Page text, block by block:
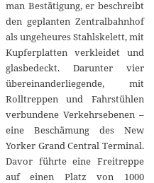
man Bestätigung, er beschreibt
den geplanten Zentralbahnhof
als ungeheures Stahlskelett, mit
Kupferplatten verkleidet und
glasbedeckt. Darunter vier
übereinanderliegende, mit
Rolltreppen und Fahrstühlen
verbundene Verkehrsebenen –
eine Beschämung des New
Yorker Grand Central Terminal.
Davor führte eine Freitreppe
auf einen Platz von 1000